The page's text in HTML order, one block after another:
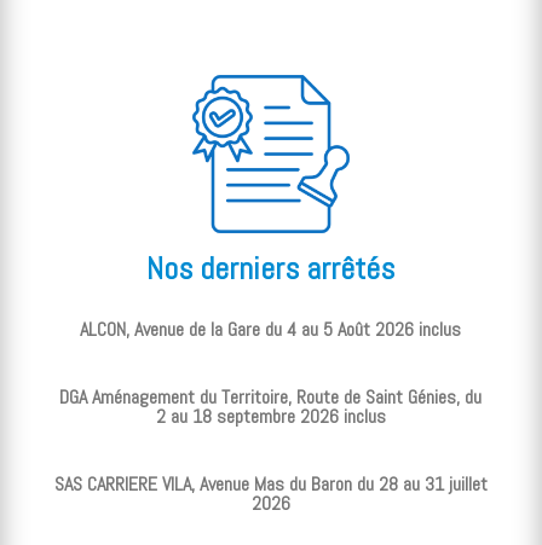
Nos derniers arrêtés
ALCON, Avenue de la Gare du 4 au 5 Août 2026 inclus
DGA Aménagement du Territoire, Route de Saint Génies, du
2 au 18 septembre 2026 inclus
SAS CARRIERE VILA, Avenue Mas du Baron du 28 au 31 juillet
2026